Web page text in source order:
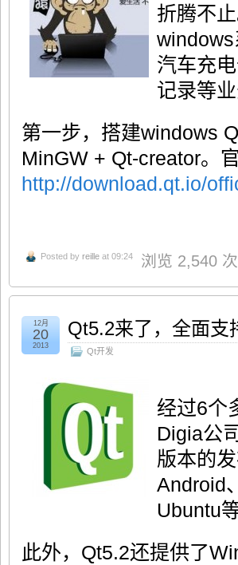
折腾不
汽车充
记录等业
第一步，搭建windows
MinGW + Qt-creator。
http://download.qt.io/
Posted by reille at 09:24 浏览 2,540 次
Qt5.2来了，全面支
Qt开发
12月
20
2013
经过6个
Digia公
版本的
Android
Ubuntu
此外，Qt5.2还提供了